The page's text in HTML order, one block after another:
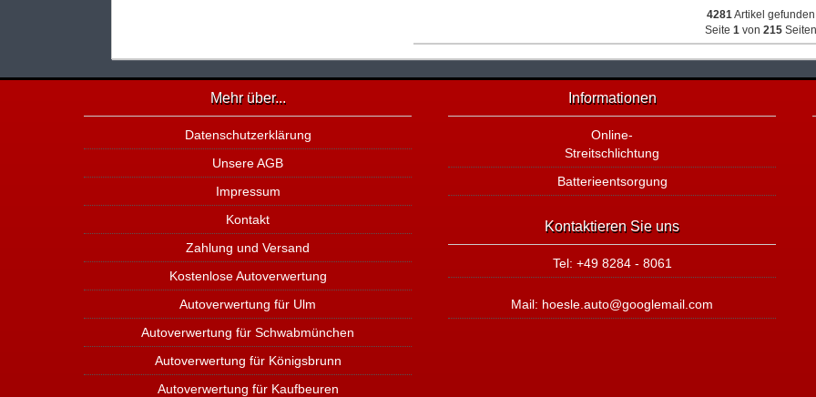
4281Artikel gefunden
Seite 1von 215Seiten
Mehr über...
Datenschutzerklärung
Unsere AGB
Impressum
Kontakt
Zahlung und Versand
Kostenlose Autoverwertung
Autoverwertung für Ulm
Autoverwertung für Schwabmünchen
Autoverwertung für Königsbrunn
Autoverwertung für Kaufbeuren
Informationen
Online-
Streitschlichtung
Batterieentsorgung
Kontaktieren Sie uns
Tel: +49 8284 - 8061
Mail: hoesle.auto@googlemail.com